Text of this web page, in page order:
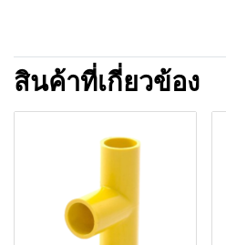
สินค้าที่เกี่ยวข้อง